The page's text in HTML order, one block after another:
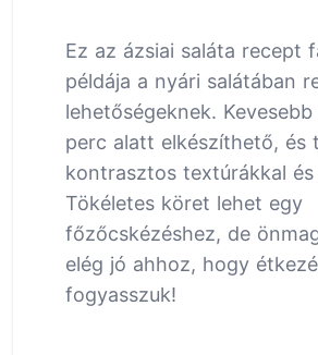
Ez az ázsiai saláta recept
példája a nyári salátában
lehetőségeknek.
perc alatt elkészíthető, és
kontrasztos textúrákkal és
Tökéletes köret lehet egy
főzőcskézéshez, de
elég jó ahhoz, hogy
fogyasszuk!